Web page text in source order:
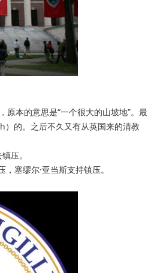
本的意思是“一个很大的山坡地”。最
的。之后不久又有从英国来的清教
压。
塞缪尔·亚当斯支持镇压。